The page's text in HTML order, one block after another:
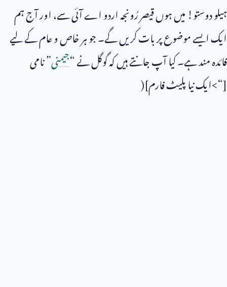
ہیلو دوستو! میں ہوں قیصر رُونجہ اردو اے آئی سے، اور آج ہم
ایک ایسے موضوع پر بات کریں گے۔ جو ہر خاص و عام کے لیے
فائدہ مند ہے۔ کیا آپ جانتے ہیں کہ گوگل نے “جیمنی” نامی
[“>ایک نیا پلیٹ فارم](